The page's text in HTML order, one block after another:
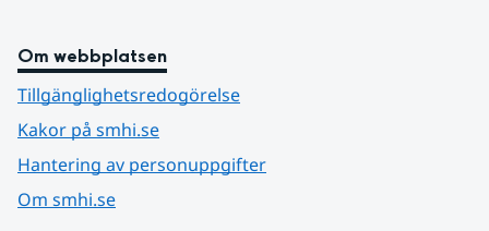
Om webbplatsen
Tillgänglighetsredogörelse
Kakor på smhi.se
Hantering av personuppgifter
Om smhi.se